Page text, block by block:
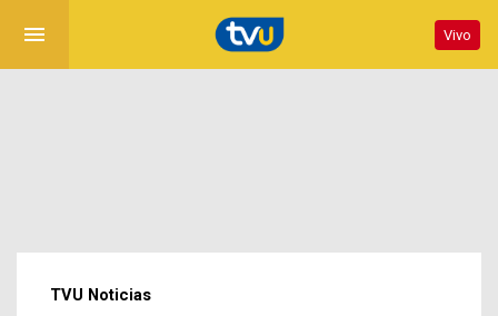
menu Vivo
TVU Noticias